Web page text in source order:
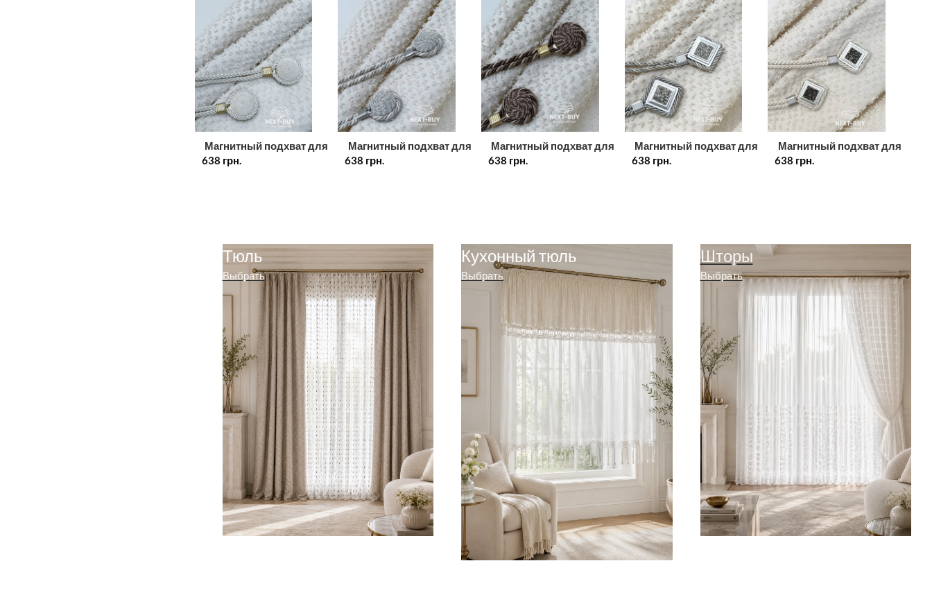
Магнитный подхват для
штор кремовый с
638 грн.
Магнитный подхват для
штор серый с круглой
638 грн.
Магнитный подхват для
штор шоколад Турция
638 грн.
Магнитный подхват для
штор серебряный
638 грн.
Магнитный подхват для
штор на тросе в оттенке
638 грн.
Тюль
Выбрать
Кухонный тюль
Выбрать
Шторы
Выбрать